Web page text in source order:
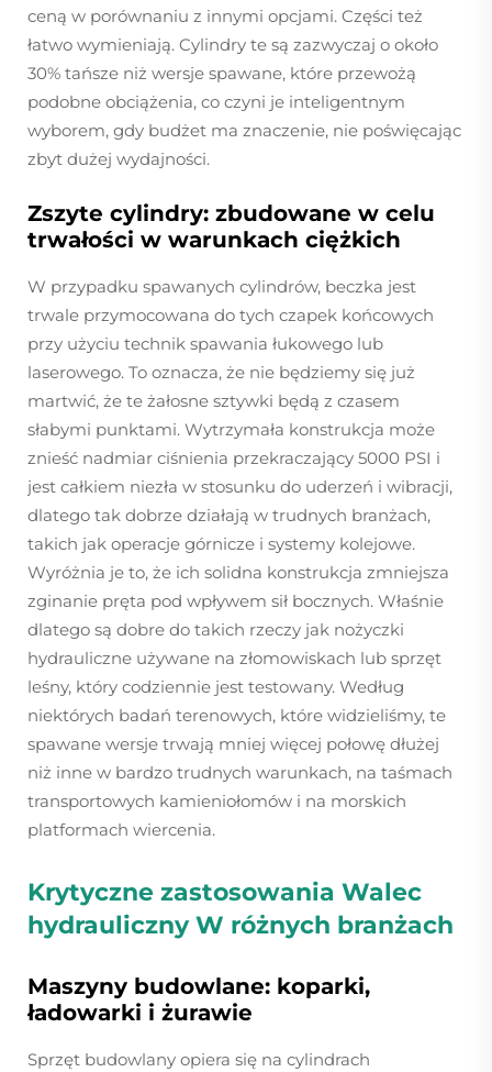
ceną w porównaniu z innymi opcjami. Części też
łatwo wymieniają. Cylindry te są zazwyczaj o około
30% tańsze niż wersje spawane, które przewożą
podobne obciążenia, co czyni je inteligentnym
wyborem, gdy budżet ma znaczenie, nie poświęcając
zbyt dużej wydajności.
Zszyte cylindry: zbudowane w celu
trwałości w warunkach ciężkich
W przypadku spawanych cylindrów, beczka jest
trwale przymocowana do tych czapek końcowych
przy użyciu technik spawania łukowego lub
laserowego. To oznacza, że nie będziemy się już
martwić, że te żałosne sztywki będą z czasem
słabymi punktami. Wytrzymała konstrukcja może
znieść nadmiar ciśnienia przekraczający 5000 PSI i
jest całkiem niezła w stosunku do uderzeń i wibracji,
dlatego tak dobrze działają w trudnych branżach,
takich jak operacje górnicze i systemy kolejowe.
Wyróżnia je to, że ich solidna konstrukcja zmniejsza
zginanie pręta pod wpływem sił bocznych. Właśnie
dlatego są dobre do takich rzeczy jak nożyczki
hydrauliczne używane na złomowiskach lub sprzęt
leśny, który codziennie jest testowany. Według
niektórych badań terenowych, które widzieliśmy, te
spawane wersje trwają mniej więcej połowę dłużej
niż inne w bardzo trudnych warunkach, na taśmach
transportowych kamieniołomów i na morskich
platformach wiercenia.
Krytyczne zastosowania Walec
hydraulicznyW różnych branżach
Maszyny budowlane: koparki,
ładowarki i żurawie
Sprzęt budowlany opiera się na cylindrach